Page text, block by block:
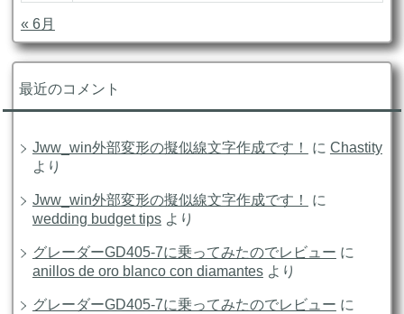
« 6月
最近のコメント
Jww_win外部変形の擬似線文字作成です！ に Chastity
より
Jww_win外部変形の擬似線文字作成です！
に
wedding budget tipsより
グレーダーGD405-7に乗ってみたのでレビュー に
anillos de oro blanco con diamantesより
グレーダーGD405-7に乗ってみたのでレビュー に